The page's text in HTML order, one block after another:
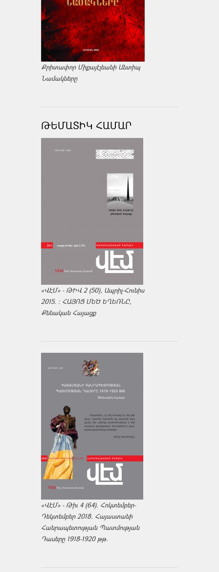
Քրիտափոր Միքայէլեանի Անտիպ
Նամակները
ԹԵՄԱՏԻԿ ՀԱՄԱՐ
«ՎԷՄ» - ԹԻՎ 2 (50), Ապրիլ-Հունիս
2015. : ՀԱՅՈՑ ՄԵԾ ԵՂԵՌՆԸ,
Քննական Հայացք
«ՎԷՄ» - Թիւ 4 (64). Հոկտեմբեր-
Դեկտեմբեր 2018. Հայաստանի
Հանրապետության Պատմության
Դասերը 1918-1920 թթ.